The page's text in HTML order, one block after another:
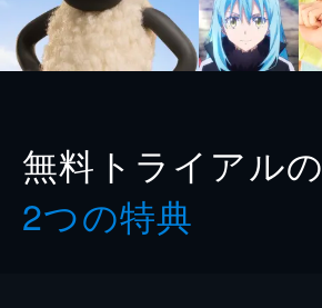
無料トライアルの
2つの特典